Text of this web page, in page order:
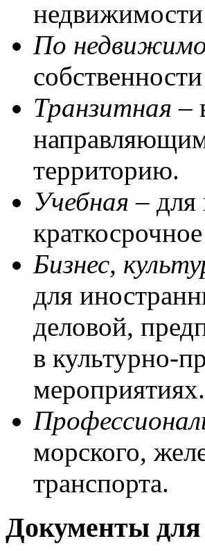
По
Транзитная –
территорию.
Учебная – для
Бизнес,
для
деловой,
в культурно-
мероприятиях.
морского,
транспорта.
Документы